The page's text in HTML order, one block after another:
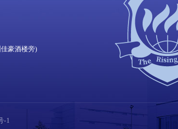
豪酒楼旁)
-1